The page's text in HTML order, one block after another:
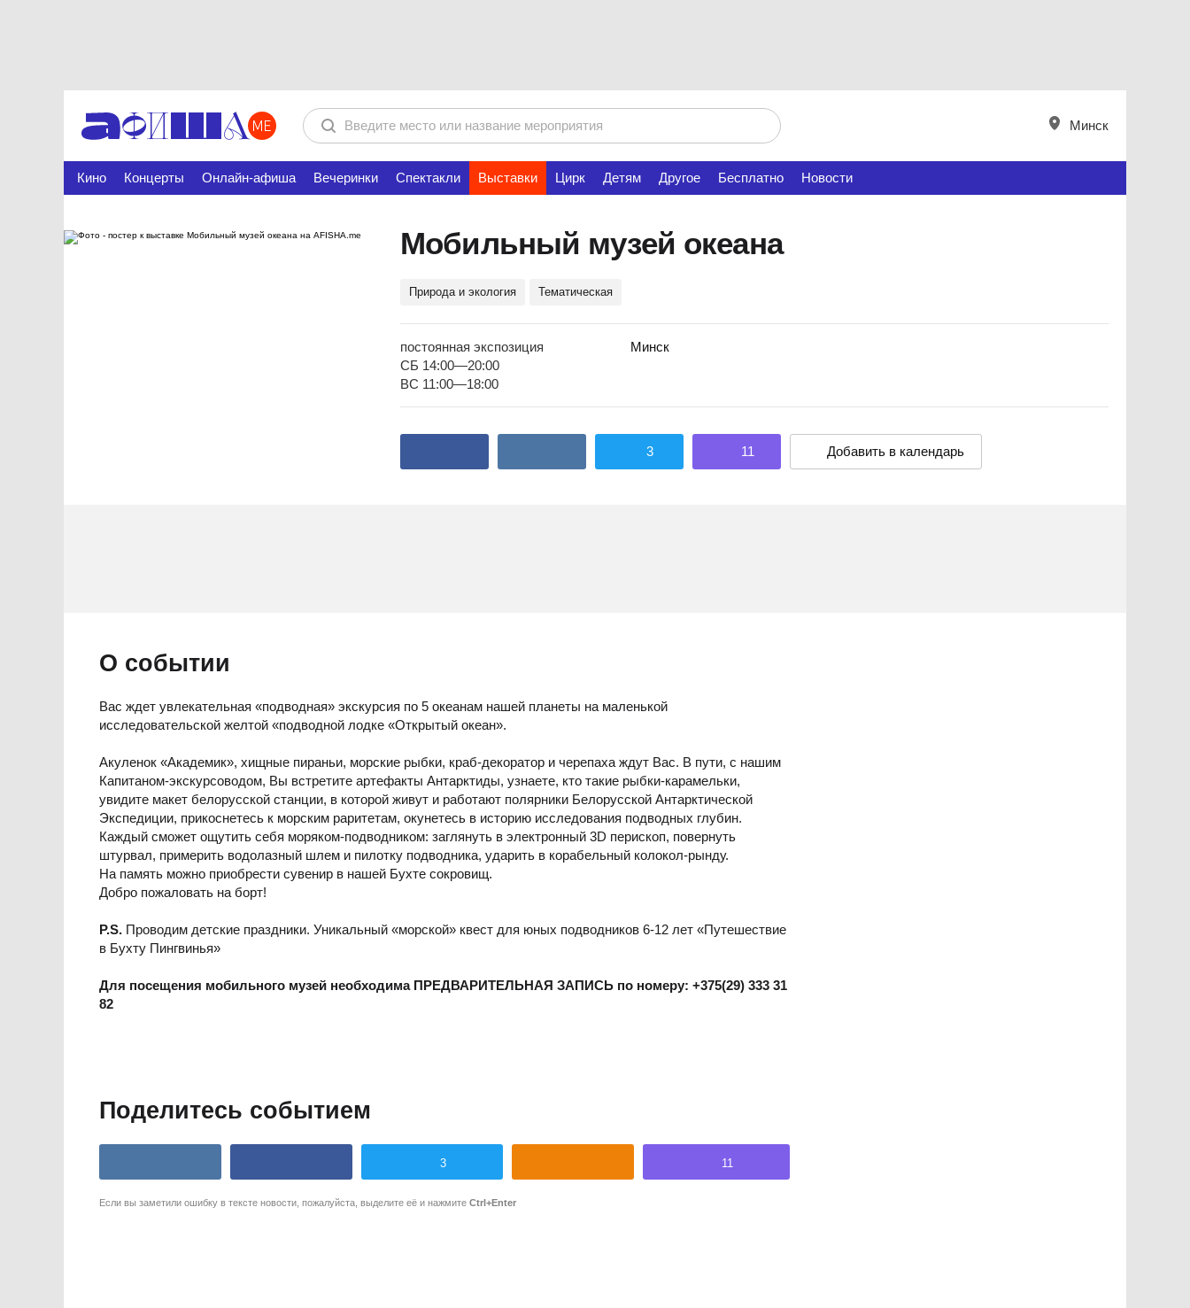
Минск
Кино Концерты Онлайн-афиша Вечеринки Спектакли Выставки Цирк Детям Другое Бесплатно Новости
Мобильный музей океана
Природа и экология Тематическая
постоянная экспозиция
СБ 14:00—20:00
ВС 11:00—18:00
Минск
3 11 Добавить в календарь
О событии
Вас ждет увлекательная «подводная» экскурсия по 5 океанам нашей планеты на маленькой
исследовательской желтой «подводной лодке «Открытый океан».
Акуленок «Академик», хищные пираньи, морские рыбки, краб-декоратор и черепаха ждут Вас. В пути, с нашим
Капитаном-экскурсоводом, Вы встретите артефакты Антарктиды, узнаете, кто такие рыбки-карамельки,
увидите макет белорусской станции, в которой живут и работают полярники Белорусской Антарктической
Экспедиции, прикоснетесь к морским раритетам, окунетесь в историю исследования подводных глубин.
Каждый сможет ощутить себя моряком-подводником: заглянуть в электронный 3D перископ, повернуть
штурвал, примерить водолазный шлем и пилотку подводника, ударить в корабельный колокол-рынду.
На память можно приобрести сувенир в нашей Бухте сокровищ.
Добро пожаловать на борт!
P.S. Проводим детские праздники. Уникальный «морской» квест для юных подводников 6-12 лет «Путешествие
в Бухту Пингвинья»
Для посещения мобильного музей необходима ПРЕДВАРИТЕЛЬНАЯ ЗАПИСЬ по номеру: +375(29) 333 31
82
Поделитесь событием
3 11
Если вы заметили ошибку в тексте новости, пожалуйста, выделите её и нажмите Ctrl+Enter